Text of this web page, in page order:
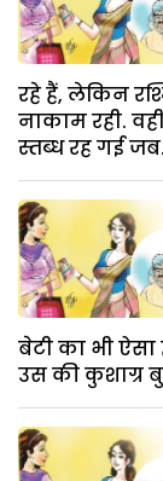
रहे हैं, लेकिन
नाकाम रही.
स्तब्ध रह गई
बेटी का भी ऐसा
उस की कुशाग्र